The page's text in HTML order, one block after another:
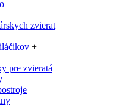
zvierat
+
pre zvieratá